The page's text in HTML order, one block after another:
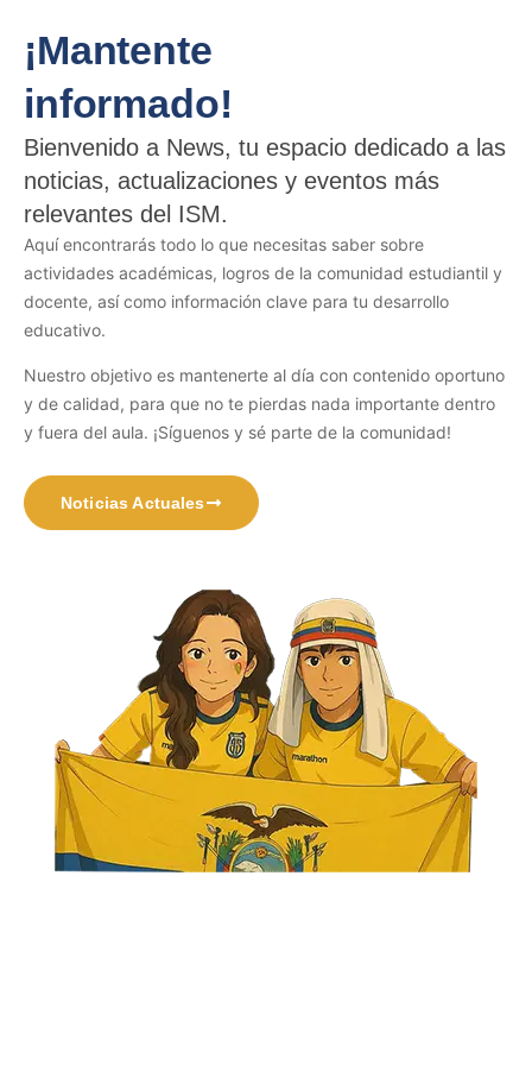
¡Mantente
informado!
Bienvenido a News, tu espacio dedicado a las
noticias, actualizaciones y eventos más
relevantes del ISM.
Aquí encontrarás todo lo que necesitas saber sobre
actividades académicas, logros de la comunidad estudiantil y
docente, así como información clave para tu desarrollo
educativo.
Nuestro objetivo es mantenerte al día con contenido oportuno
y de calidad, para que no te pierdas nada importante dentro
y fuera del aula. ¡Síguenos y sé parte de la comunidad!
Noticias Actuales